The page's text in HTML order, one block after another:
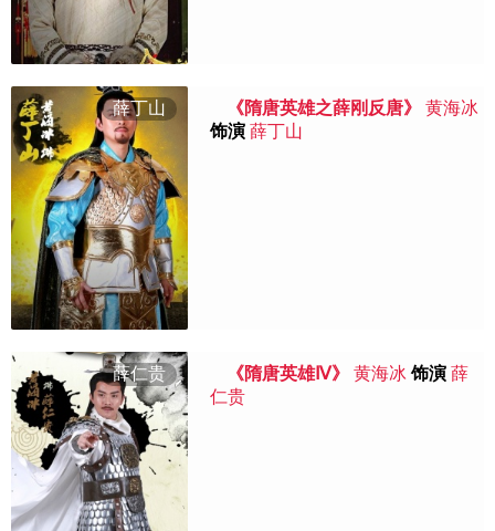
薛丁山 《隋唐英雄之薛刚反唐》
黄海冰
饰演 薛丁山
薛仁贵 《隋唐英雄Ⅳ》 黄海冰 饰演 薛
仁贵